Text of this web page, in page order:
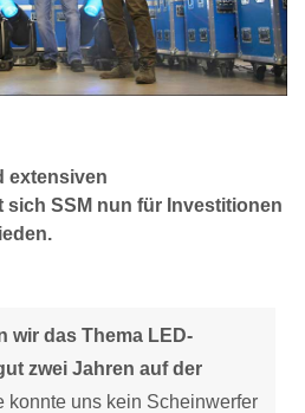
extensiven
sich SSM nun für Investitionen
wir das Thema LED-
zwei Jahren auf der
konnte uns kein Scheinwerfer